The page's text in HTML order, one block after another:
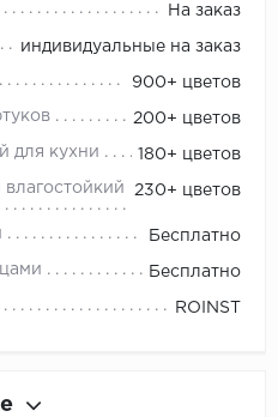
На заказ
индивидуальные на заказ
900+ цветов
200+ цветов
для кухни 180+ цветов
230+ цветов
Бесплатно
Бесплатно
ROINST